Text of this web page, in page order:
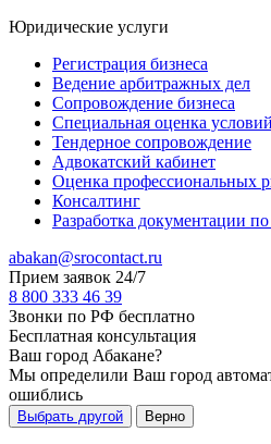
Юридические услуги
Регистрация бизнеса
Ведение арбитражных дел
Сопровождение бизнеса
Специальная оценка
Тендерное сопровождение
Адвокатский кабинет
Оценка профессиональных
Консалтинг
Разработка документации
abakan@srocontact.ru
Прием заявок 24/7
8 800 333 46 39
Звонки по РФ бесплатно
Бесплатная консультация
Ваш город Абакане?
Мы определили Ваш город
ошиблись
Выбрать другой Верно